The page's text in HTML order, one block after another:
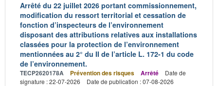
Arrêté du 22 juillet 2026 portant commissionnement,
modification du ressort territorial et cessation de
fonction d’inspecteurs de l’environnement
disposant des attributions relatives aux installations
classées pour la protection de l’environnement
mentionnées au 2° du II de l’article L. 172-1 du code
de l’environnement.
TECP2620178A Prévention des risques Arrêté
Date de
signature : 22-07-2026
Date de publication : 07-08-2026